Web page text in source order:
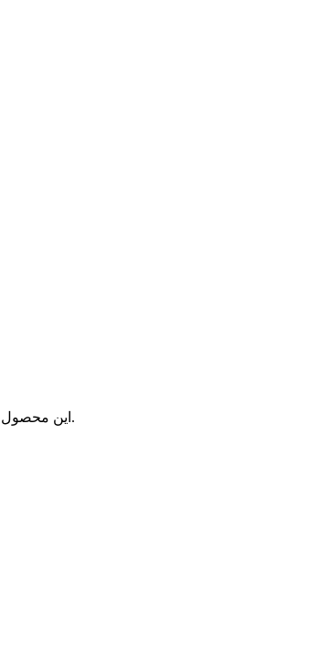
این محصول در برابر نورهای بلک لایت بسیار درخشنده زیبا هست.